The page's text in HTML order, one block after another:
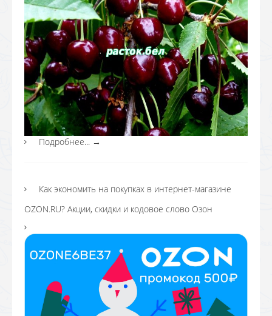
Подробнее... →
Как экономить на покупках в интернет-магазине
OZON.RU? Акции, скидки и кодовое слово Озон